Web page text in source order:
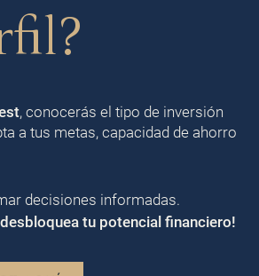
, conocerás el tipo de inversión
a tus metas, capacidad de ahorro
decisiones informadas.
tu potencial financiero!